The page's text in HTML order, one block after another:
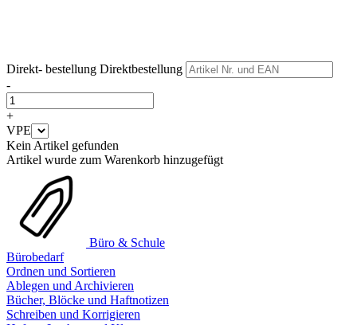
Direkt- bestellung Direktbestellung
-
+
VPE
Kein Artikel gefunden
Artikel wurde zum Warenkorb hinzugefügt
Büro & Schule
Bürobedarf
Ordnen und Sortieren
Ablegen und Archivieren
Bücher, Blöcke und Haftnotizen
Schreiben und Korrigieren